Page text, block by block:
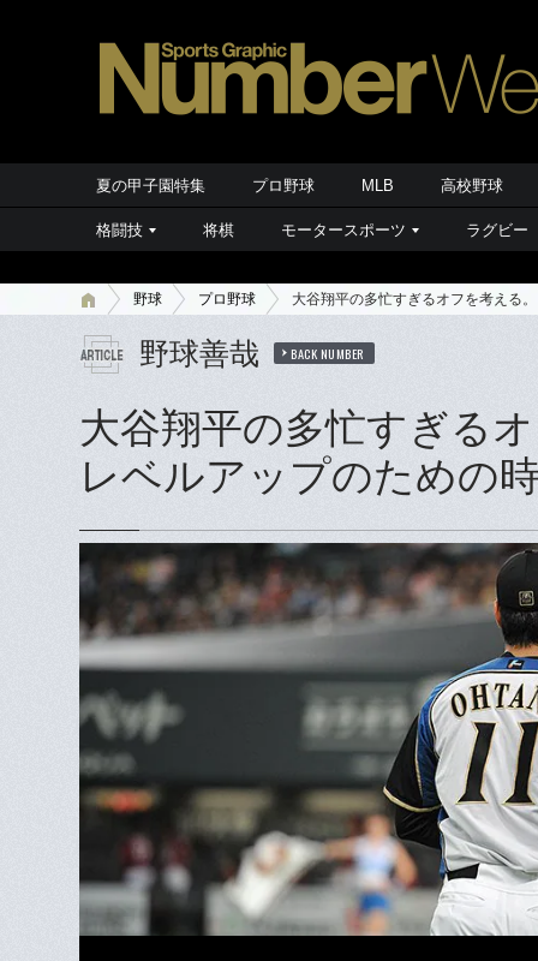
夏の甲子園特集 プロ野球 MLB 高校野球
格闘技 将棋 モータースポーツ ラグビー
野球 プロ野球 大谷翔平の多忙すぎるオフを考える
野球善哉 BACK NUMBER
大谷翔平の多忙すぎる
レベルアップのための